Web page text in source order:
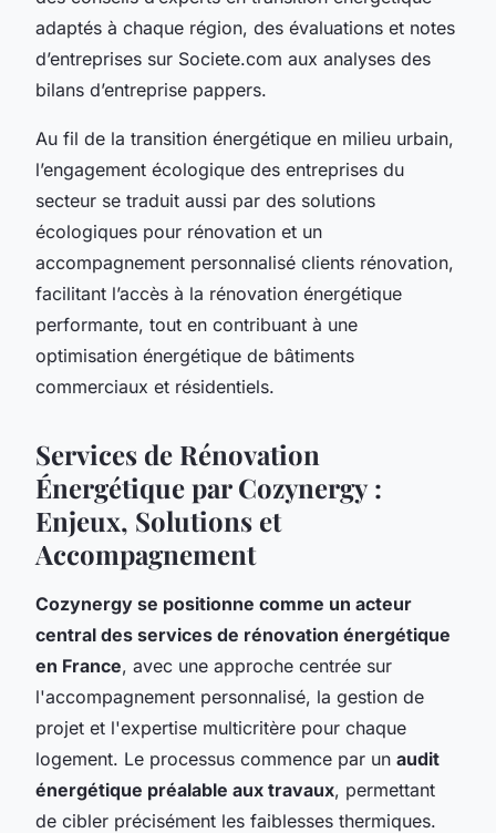
adaptés à chaque région, des évaluations et notes
d’entreprises sur Societe.com aux analyses des
bilans d’entreprise pappers.
Au fil de la transition énergétique en milieu urbain,
l’engagement écologique des entreprises du
secteur se traduit aussi par des solutions
écologiques pour rénovation et un
accompagnement personnalisé clients rénovation,
facilitant l’accès à la rénovation énergétique
performante, tout en contribuant à une
optimisation énergétique de bâtiments
commerciaux et résidentiels.
Services de Rénovation
Énergétique par Cozynergy :
Enjeux, Solutions et
Accompagnement
Cozynergy se positionne comme un acteur
central des services de rénovation énergétique
en France, avec une approche centrée sur
l'accompagnement personnalisé, la gestion de
projet et l'expertise multicritère pour chaque
logement. Le processus commence par un audit
énergétique préalable aux travaux, permettant
de cibler précisément les faiblesses thermiques.